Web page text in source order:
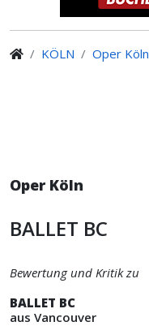
KÖLN Oper Köln
Oper Köln
BALLET BC
Bewertung und Kritik zu
BALLET BC
aus Vancouver